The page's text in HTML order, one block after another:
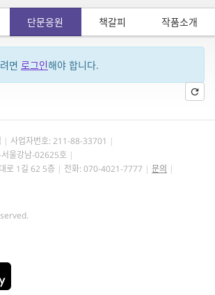
단문응원 책갈피 작품소개
면 로그인해야 합니다.
사업자번호: 211-88-33701
울강남-02625호
로 1길 62 5층
전화: 070-4021-7777
문의